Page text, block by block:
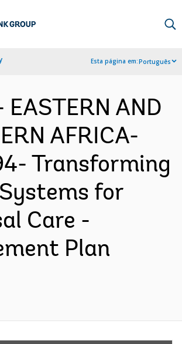
Esta página em:Português
EASTERN AND
AFRICA-
Transforming
for
Care -
Plan